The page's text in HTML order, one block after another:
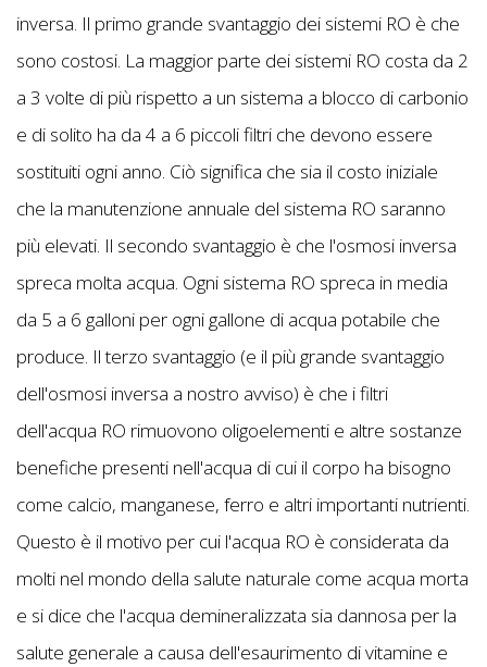
inversa. Il primo grande svantaggio dei sistemi RO è che
sono costosi. La maggior parte dei sistemi RO costa da 2
a 3 volte di più rispetto a un sistema a blocco di carbonio
e di solito ha da 4 a 6 piccoli filtri che devono essere
sostituiti ogni anno. Ciò significa che sia il costo iniziale
che la manutenzione annuale del sistema RO saranno
più elevati. Il secondo svantaggio è che l'osmosi inversa
spreca molta acqua. Ogni sistema RO spreca in media
da 5 a 6 galloni per ogni gallone di acqua potabile che
produce. Il terzo svantaggio (e il più grande svantaggio
dell'osmosi inversa a nostro avviso) è che i filtri
dell'acqua RO rimuovono oligoelementi e altre sostanze
benefiche presenti nell'acqua di cui il corpo ha bisogno
come calcio, manganese, ferro e altri importanti nutrienti.
Questo è il motivo per cui l'acqua RO è considerata da
molti nel mondo della salute naturale come acqua morta
e si dice che l'acqua demineralizzata sia dannosa per la
salute generale a causa dell'esaurimento di vitamine e